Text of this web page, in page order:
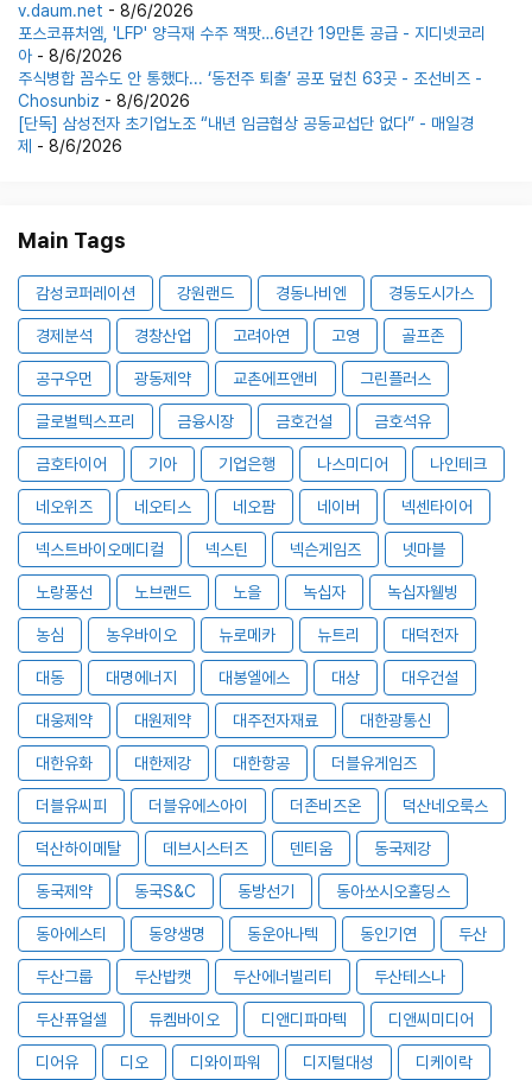
v.daum.net - 8/6/2026
포스코퓨처엠, 'LFP' 양극재 수주 잭팟…6년간 19만톤 공급 - 지디넷코리
아 - 8/6/2026
주식병합 꼼수도 안 통했다... ‘동전주 퇴출’ 공포 덮친 63곳 - 조선비즈 -
Chosunbiz - 8/6/2026
[단독] 삼성전자 초기업노조 “내년 임금협상 공동교섭단 없다” - 매일경
제 - 8/6/2026
Main Tags
감성코퍼레이션 강원랜드 경동나비엔 경동도시가스
경제분석 경창산업 고려아연 고영 골프존
공구우먼 광동제약 교촌에프앤비 그린플러스
글로벌텍스프리 금융시장 금호건설 금호석유
금호타이어 기아 기업은행 나스미디어 나인테크
네오위즈 네오티스 네오팜 네이버 넥센타이어
넥스트바이오메디컬 넥스틴 넥슨게임즈 넷마블
노랑풍선 노브랜드 노을 녹십자 녹십자웰빙
농심 농우바이오 뉴로메카 뉴트리 대덕전자
대동 대명에너지 대봉엘에스 대상 대우건설
대웅제약 대원제약 대주전자재료 대한광통신
대한유화 대한제강 대한항공 더블유게임즈
더블유씨피 더블유에스아이 더존비즈온 덕산네오룩스
덕산하이메탈 데브시스터즈 덴티움 동국제강
동국제약 동국S&C 동방선기 동아쏘시오홀딩스
동아에스티 동양생명 동운아나텍 동인기연 두산
두산그룹 두산밥캣 두산에너빌리티 두산테스나
두산퓨얼셀 듀켐바이오 디앤디파마텍 디앤씨미디어
디어유 디오 디와이파워 디지털대성 디케이락